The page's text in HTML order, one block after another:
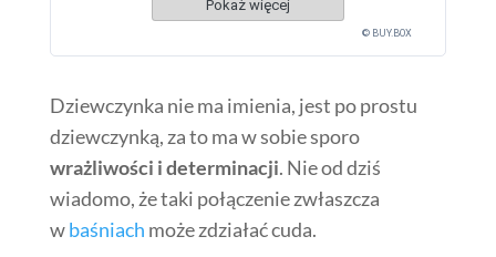
Pokaż więcej
© BUY.BOX
Dziewczynka nie ma imienia, jest po prostu
dziewczynką, za to ma w sobie sporo
wrażliwości i determinacji. Nie od dziś
wiadomo, że taki połączenie zwłaszcza
wbaśniach może zdziałać cuda.